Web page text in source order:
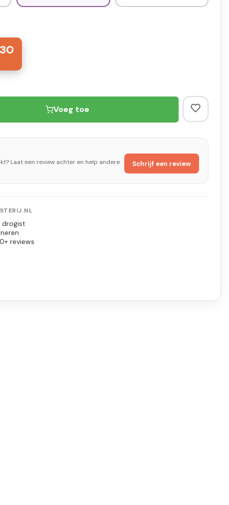
30
Voeg toe
Laat een review achter en help andere
Schrijf een review
drogist
reviews